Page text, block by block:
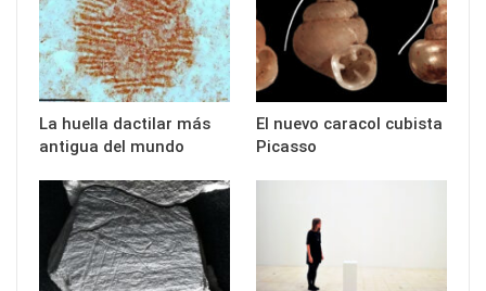
La huella dactilar más
antigua del mundo
El nuevo caracol cubista
Picasso